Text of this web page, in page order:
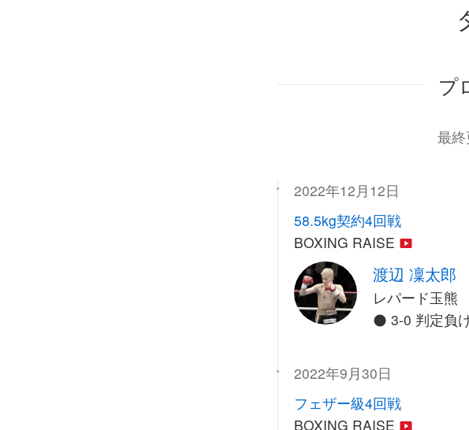
プ
最
2022年12月12日
58.5kg契約4回戦
BOXING RAISE
渡辺 凜太郎
レパード玉熊
3-0 判定負
2022年9月30日
フェザー級4回戦
BOXING RAISE